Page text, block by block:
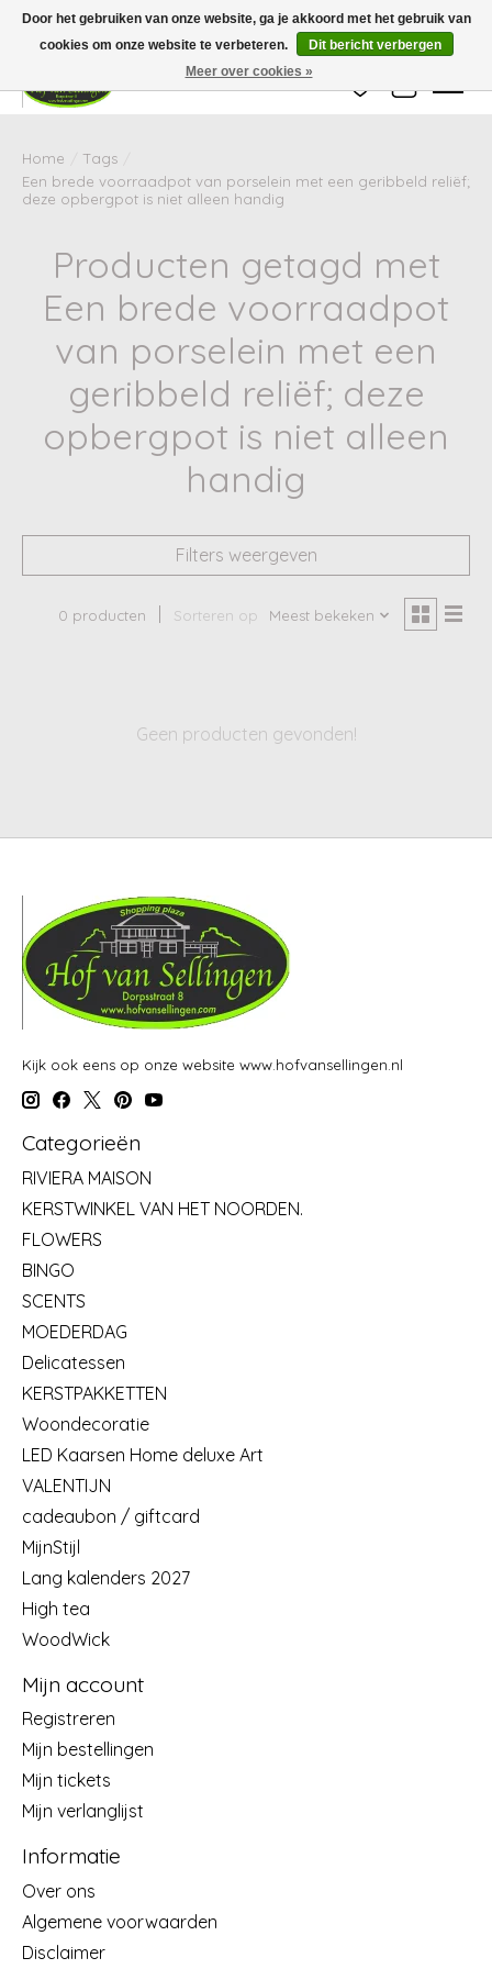
Wij zijn gesloten van 24 december tot en met 25 januari. Houd er rekening mee
dat de levertijd van uw bestelling in deze periode langer kan zijn dan
gebruikelijk.
Verlanglijst
Home Tags
Een brede voorraadpot van porselein met een geribbeld reliëf;
deze opbergpot is niet alleen handig
Producten getagd met
Een brede voorraadpot
van porselein met een
geribbeld reliëf; deze
opbergpot is niet alleen
handig
Filters weergeven
0 producten Sorteren op Meest bekeken
Geen producten gevonden!
Kijk ook eens op onze website www.hofvansellingen.nl
Categorieën
RIVIERA MAISON
KERSTWINKEL VAN HET NOORDEN.
FLOWERS
BINGO
SCENTS
MOEDERDAG
Delicatessen
KERSTPAKKETTEN
Woondecoratie
LED Kaarsen Home deluxe Art
VALENTIJN
cadeaubon / giftcard
MijnStijl
Lang kalenders 2027
High tea
WoodWick
Mijn account
Registreren
Mijn bestellingen
Mijn tickets
Mijn verlanglijst
Informatie
Over ons
Algemene voorwaarden
Disclaimer
Door het gebruiken van onze website, ga je akkoord met het gebruik van
cookies om onze website te verbeteren.
Dit bericht verbergen
Meer over cookies »